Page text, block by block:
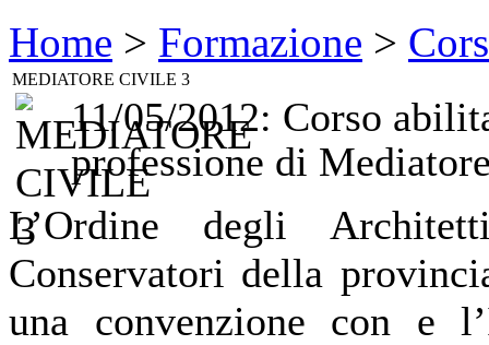
Home > Formazione >
MEDIATORE CIVILE 3
11/05/2012: Corso
professione di
L’Ordine degli
Conservatori della
una convenzione con e